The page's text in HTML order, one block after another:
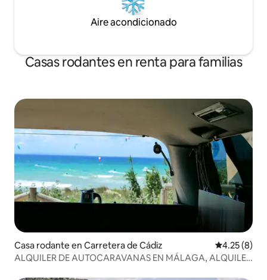
Aire acondicionado
Casas rodantes en renta para familias
Casa rodante en Carretera de Cádiz Calificación
4.25 (8)
ALQUILER DE AUTOCARAVANAS EN MÁLAGA, ALQUILER